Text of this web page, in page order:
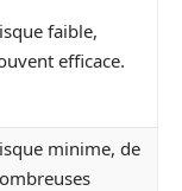
faible,
efficace.
minime, de